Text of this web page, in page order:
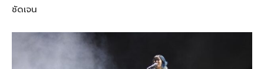
ชัดเจน